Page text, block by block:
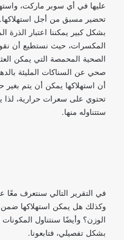
عليها في أي سوبر ماركت،
تحضير مسبق من أجل استهلاكها.
بشكل كبير يمكننا اعتبار الذرة
المكسرات، حيث نستطيع أن
الصحية المحمصة التي يمكن
صحي عن السناكات المليئة
أن استهلاكها يمكن أن يتم
تحتوي على سعرات حرارية، لذا
ستتناوله منها.
في التقرير التالي سنتعرف
وكذلك هل يمكن استهلاكها ضمن
الوزن؟ وأيضًا سنتناول المكونات
بشكل تفصيلي، فتابعونا.